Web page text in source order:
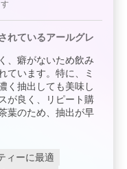
れているアールグレ
、癖がないため飲み
ています。特に、ミ
く抽出しても美味し
が良く、リピート購
葉のため、抽出が早
ィーに最適